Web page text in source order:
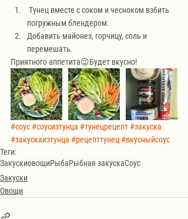
погружным блендером.
Добавить майонез, горчицу, соль и
перемешать.
Приятного аппетита😉Будет вкусно!
#соус#соусизтунца #тунецрецепт#закуска
#закускаизтунца #рецепттунец#вкусныйсоус
Теги:
ЗакускиовощиРыбаРыбная закускаСоус
Закуски
Овощи